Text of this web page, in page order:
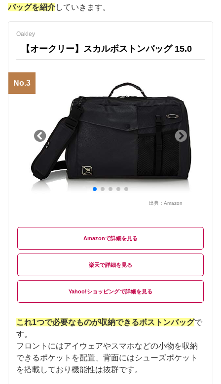
バッグを紹介していきます。
Oakley
【オークリー】スカルボストンバッグ 15.0
No.3
出典： Amazon
Amazon
楽天
Yahoo!ショッピング
これ1つで必要なものが収納できるボストンバッグで
す。
フロントにはアイウェアやスマホなどの小物を収納
できるポケットを配置、背面にはシューズポケット
を搭載しており機能性は抜群です。